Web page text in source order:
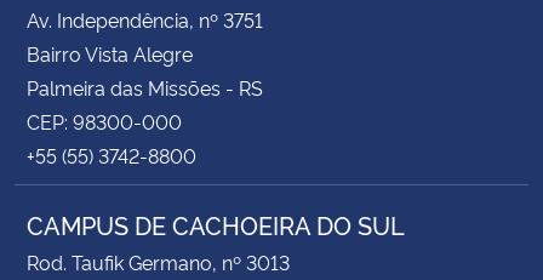
Av. Independência, nº 3751
Bairro Vista Alegre
Palmeira das Missões - RS
CEP: 98300-000
+55 (55) 3742-8800
CAMPUS DE CACHOEIRA DO SUL
Rod. Taufik Germano, nº 3013